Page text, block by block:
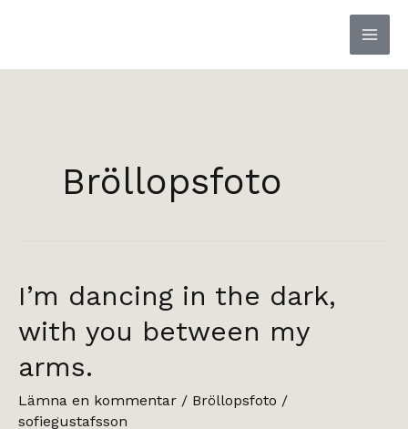
Bröllopsfoto
I’m dancing in the dark,
with you between my
arms.
Lämna en kommentar / Bröllopsfoto /
sofiegustafsson